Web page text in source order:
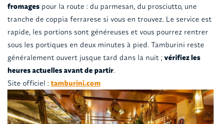
fromagespour la route : du parmesan, du prosciutto, une
tranche de coppia ferrarese si vous en trouvez. Le service est
rapide, les portions sont généreuses et vous pourrez rentrer
sous les portiques en deux minutes à pied. Tamburini reste
généralement ouvert jusque tard dans la nuit ; vérifiez les
heures actuelles avant de partir.
Site officiel : tamburini.com